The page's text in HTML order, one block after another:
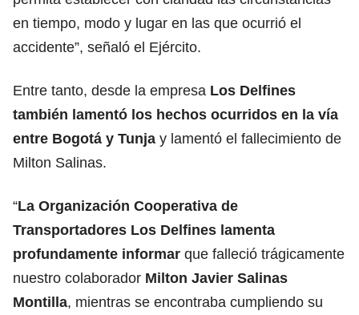
en tiempo, modo y lugar en las que ocurrió el
accidente”, señaló el Ejército.
Entre tanto, desde la empresa Los Delfines
también lamentó los hechos ocurridos en la vía
entre Bogotá y Tunja y lamentó el fallecimiento de
Milton Salinas.
“La Organización Cooperativa de
Transportadores Los Delfines lamenta
profundamente informar que falleció trágicamente
nuestro colaborador Milton Javier Salinas
Montilla, mientras se encontraba cumpliendo su